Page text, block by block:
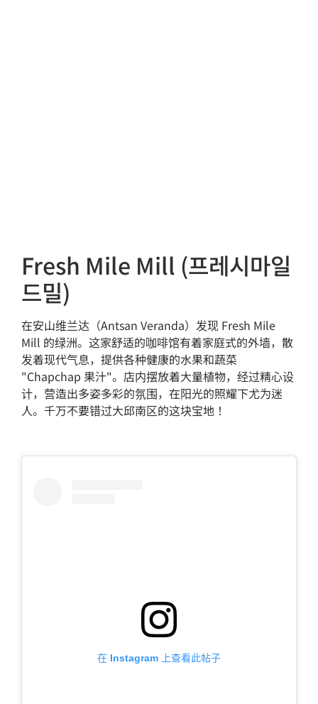
Fresh Mile Mill (프레시마일
드밀)
在安山维兰达（Antsan Veranda）发现 Fresh Mile
Mill 的绿洲。这家舒适的咖啡馆有着家庭式的外墙，散
发着现代气息，提供各种健康的水果和蔬菜
"Chapchap 果汁"。店内摆放着大量植物，经过精心设
计，营造出多姿多彩的氛围，在阳光的照耀下尤为迷
人。千万不要错过大邱南区的这块宝地！
在 Instagram 上查看此帖子